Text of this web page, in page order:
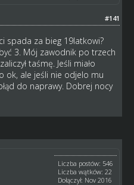
#141
spada za bieg 19latkowi?
3. Mój zawodnik po trzech
taśmę. Jeśli miało
ok, ale jeśli nie odjelo mu
do naprawy. Dobrej nocy
Liczba postów: 546
Liczba wątków: 22
Dołączył: Nov 2016